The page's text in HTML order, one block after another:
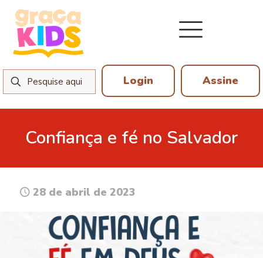
Login Assine
Confiança e fé no Salvador
28 de abril de 2023